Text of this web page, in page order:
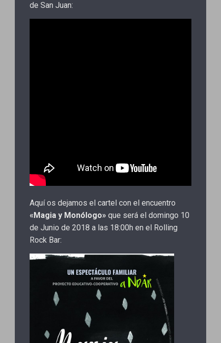
de San Juan:
Aquí os dejamos el cartel con el encuentro
«Magia y Monólogo» que será el domingo 10
de Junio de 2018 a las 18:00h en el Rolling
Rock Bar: